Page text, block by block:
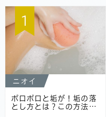
1
ニオイ
ポロポロと垢が！垢の落
とし方とは？この方法…